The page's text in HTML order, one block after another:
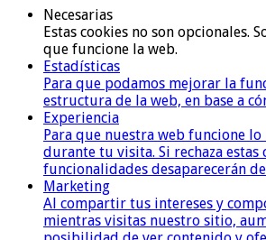
Necesarias
Estas cookies no son opcionales.
que funcione la web.
Estadísticas
Para que podamos mejorar la
estructura de la web, en base a
Experiencia
Para que nuestra web funcione
durante tu visita. Si rechaza estas
funcionalidades desaparecerán
Marketing
Al compartir tus intereses y
mientras visitas nuestro sitio,